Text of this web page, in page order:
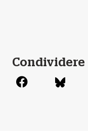
Condividere